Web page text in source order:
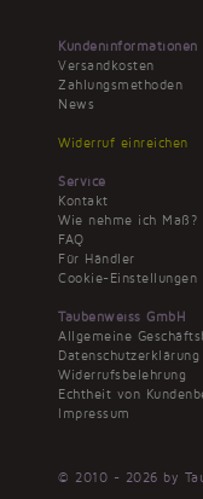
Kundeninformationen
Versandkosten
Zahlungsmethoden
News
Widerruf einreichen
Service
Kontakt
Wie nehme ich Maß?
FAQ
Für Händler
Cookie-Einstellungen
Taubenweiss GmbH
Allgemeine
Datenschutzerklärung
Widerrufsbelehrung
Echtheit von
Impressum
© 2010 - 2026 by